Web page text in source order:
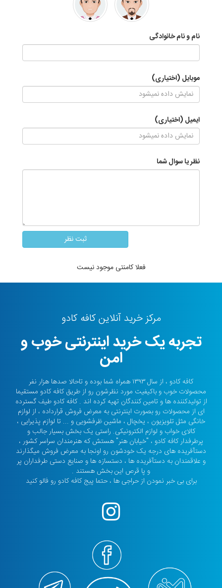
نام و نام خانوادگی
موبایل (اختیاری)
ایمیل (اختیاری)
نظر یا سوال شما
فعلا کامنتی موجود نیست
مرکز خرید آنلاین کافه کادو
تجربه یک خرید اینترنتی خوب و
امن
کافه کادو ، از سال ۱۳۹۳ همراه شما بوده و تاحالا صدها هزار نفر
محصولات خوب و باکیفیت مورد نظرشون رو از طریق کافه کادو مستقیما
از تولیدکننده ها و تامین کنندگان تهیه کرده اند . کافه کادو طیف گسترده
ای از محصولات رو بصورت اینترنتی به معرض فروش قرارداده ، از لوازم
خانگی مثل تلویزیون ، یخچال ، ماشین ظرفشویی و ... تا لوازم پذیرایی ،
کالای خواب و لوازم الکترونیکی. راستی یک بخش بسیار جالب و
پرطرفدار کافه کادو ، "خیابان هنر" هستش که هنرمندان سراسر کشور ،
دستآفریده های درجه یک خودشون رو اونجا به معرض فروش میگذارند
و علاقمندان به دستآفریده ها ، دستسازه ها و صنایع دستی طرفداران پر
و پا قرص این بخش هستند .
برای بی خبر نمودن از حراجی ها ، حتما پیج کافه کادو رو فالو کنید